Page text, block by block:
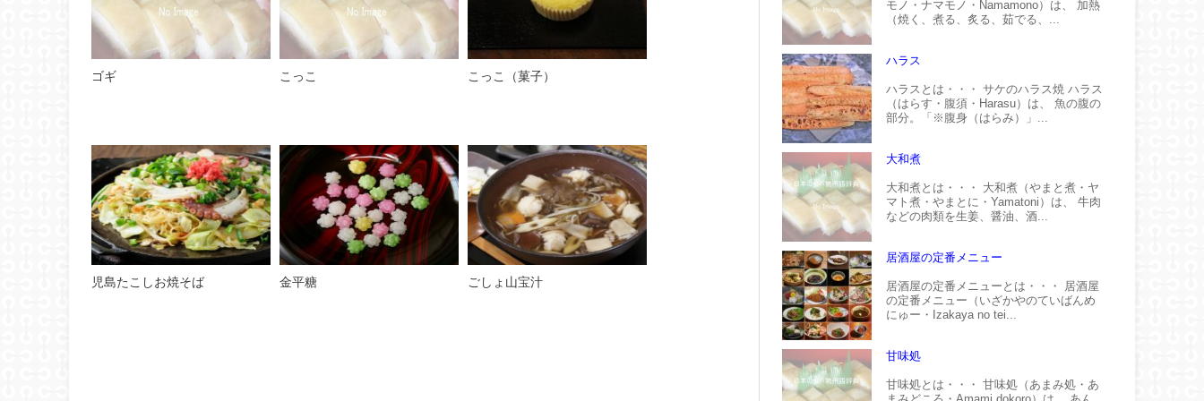
ゴギ こっこ こっこ（菓子）
児島たこしお焼そば 金平糖 ごしょ山宝汁
モノ・ナマモノ・Namamono）は、 加熱
（焼く、煮る、炙る、茹でる、...
ハラス
ハラスとは・・・ サケのハラス焼 ハラス
（はらす・腹須・Harasu）は、 魚の腹の
部分。「※腹身（はらみ）」...
大和煮
大和煮とは・・・ 大和煮（やまと煮・ヤ
マト煮・やまとに・Yamatoni）は、 牛肉
などの肉類を生姜、醤油、酒...
居酒屋の定番メニュー
居酒屋の定番メニューとは・・・ 居酒屋
の定番メニュー（いざかやのていばんめ
にゅー・Izakaya no tei...
甘味処
甘味処とは・・・ 甘味処（あまみ処・あ
まみどころ・Amami dokoro）は、 あん